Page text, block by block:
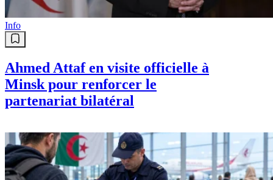
Info
Ahmed Attaf en visite officielle à
Minsk pour renforcer le
partenariat bilatéral